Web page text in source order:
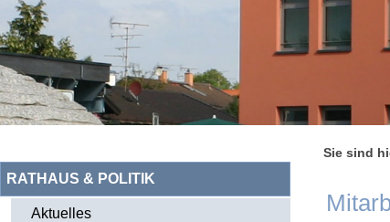
RATHAUS & POLITIK
Aktuelles
Sie sind